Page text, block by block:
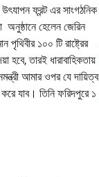
ফ্রন্ট এর সাংগঠনিক
হেলেন জেরিন
১০০ টি রাষ্ট্রের
হবে, তারই ধারাবাহিকতায়
আমার ওপর যে দায়িত্ব
যাব। তিনি ফরিদপুরে ১